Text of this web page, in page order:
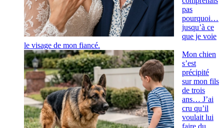
pas
pourquoi…
jusqu’à ce
que je voie
le visage de mon fiancé.
Mon chien
s’est
précipité
sur mon fils
de trois
ans… J’ai
cru qu’il
voulait lui